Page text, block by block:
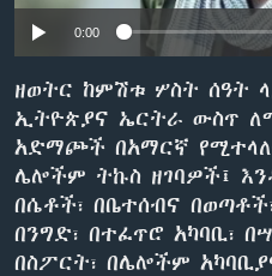
ቋንቋዎች
0:00
ዘወትር ከምሽቱ ሦስት ሰዓት
ኢትዮጵያና ኤርትራ ውስጥ
አድማጮች በአማርኛ
ሌሎችም ትኩስ ዘገባዎች፤
በሴቶች፣ በቤተሰብና
በንግድ፣ በተፈጥሮ አካባቢ፣
በስፖርት፣ በሌሎችም